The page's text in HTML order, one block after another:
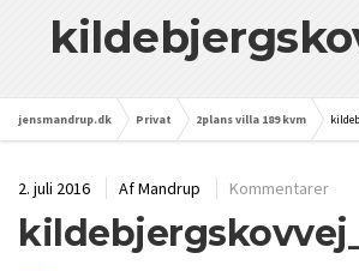
jensmandrup.dk Privat 2plans villa 189 kvm
2. juli 2016 AfMandrup Kommentarer